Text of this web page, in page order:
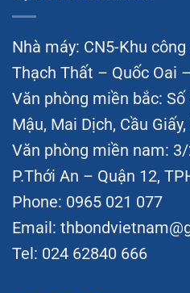
Nhà máy: CN5-Khu
Thạch Thất – Quốc Oai
Văn phòng miền bắc: Số
Mậu, Mai Dịch, Cầu
Văn phòng miền nam:
P.Thới An – Quận 12,
Phone: 0965 021 077
Email:
Tel: 024 62840 666